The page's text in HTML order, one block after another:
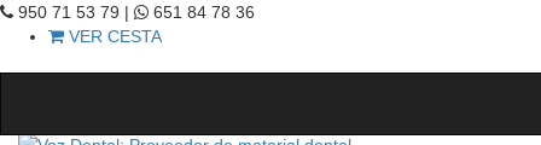
950 71 53 79 |
651 84 78 36
VER CESTA